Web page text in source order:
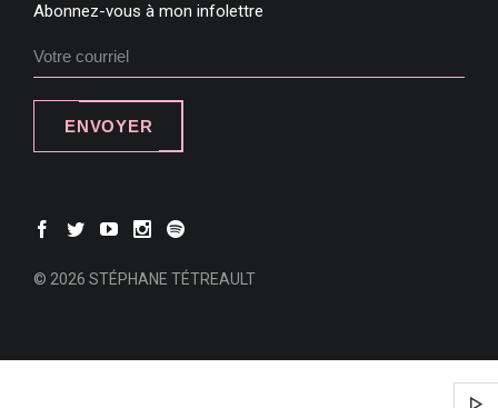
Abonnez-vous à mon infolettre
ENVOYER
© 2026 STÉPHANE TÉTREAULT